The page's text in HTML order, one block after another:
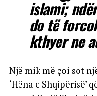
islami;
do të
kthyer ne
Një mik më çoi sot
‘Hëna e Shqipërisë’